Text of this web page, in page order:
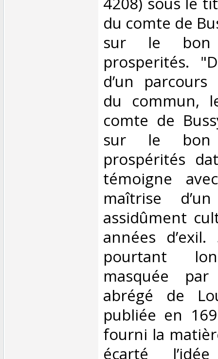
du comte de
sur le bon
prosperités.
d’un
du commun,
comte de
sur le bon
prospérités
témoigne
maîtrise
assidûment
années
pourtant
masquée
abrégé de
publiée en
fourni la
écarté